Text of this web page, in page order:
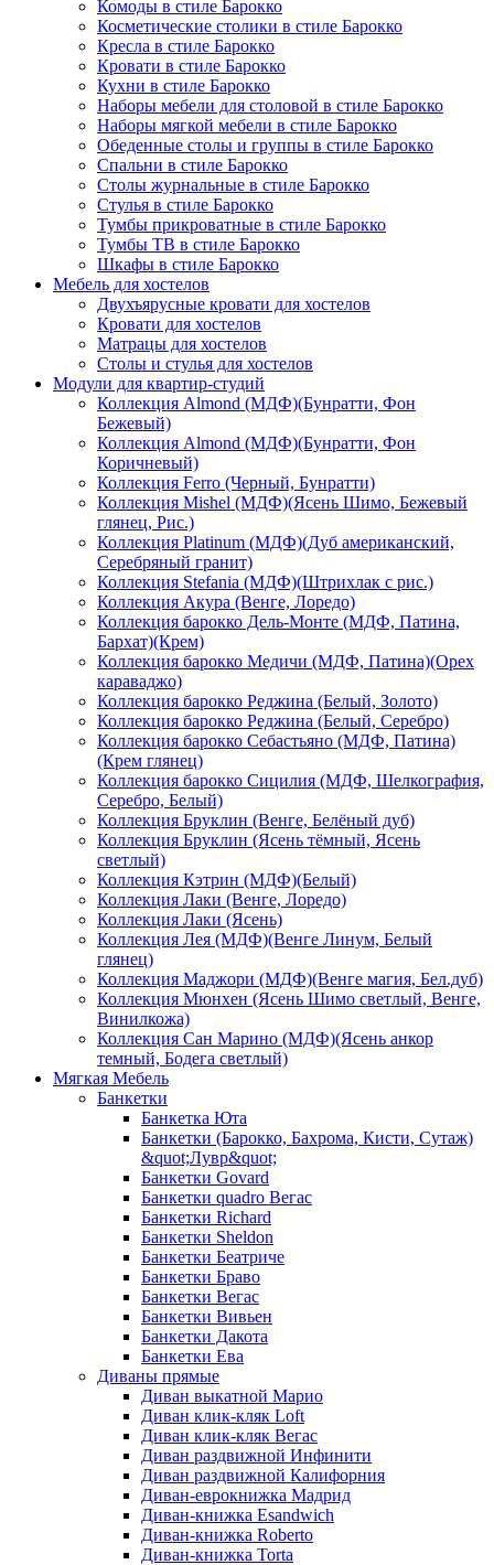
Комоды в стиле Барокко
Косметические столики в стиле Барокко
Кресла в стиле Барокко
Кровати в стиле Барокко
Кухни в стиле Барокко
Наборы мебели для столовой в стиле Барокко
Наборы мягкой мебели в стиле Барокко
Обеденные столы и группы в стиле Барокко
Спальни в стиле Барокко
Столы журнальные в стиле Барокко
Стулья в стиле Барокко
Тумбы прикроватные в стиле Барокко
Тумбы ТВ в стиле Барокко
Шкафы в стиле Барокко
Мебель для хостелов
Двухъярусные кровати для хостелов
Кровати для хостелов
Матрацы для хостелов
Столы и стулья для хостелов
Модули для квартир-студий
Коллекция Almond (МДФ)(Бунратти, Фон
Бежевый)
Коллекция Almond (МДФ)(Бунратти, Фон
Коричневый)
Коллекция Ferro (Черный, Бунратти)
Коллекция Mishel (МДФ)(Ясень Шимо, Бежевый
глянец, Рис.)
Коллекция Platinum (МДФ)(Дуб американский,
Серебряный гранит)
Коллекция Stefania (МДФ)(Штрихлак с рис.)
Коллекция Акура (Венге, Лоредо)
Коллекция барокко Дель-Монте (МДФ, Патина,
Бархат)(Крем)
Коллекция барокко Медичи (МДФ, Патина)(Орех
караваджо)
Коллекция барокко Реджина (Белый, Золото)
Коллекция барокко Реджина (Белый, Серебро)
Коллекция барокко Себастьяно (МДФ, Патина)
(Крем глянец)
Коллекция барокко Сицилия (МДФ, Шелкография,
Серебро, Белый)
Коллекция Бруклин (Венге, Белёный дуб)
Коллекция Бруклин (Ясень тёмный, Ясень
светлый)
Коллекция Кэтрин (МДФ)(Белый)
Коллекция Лаки (Венге, Лоредо)
Коллекция Лаки (Ясень)
Коллекция Лея (МДФ)(Венге Линум, Белый
глянец)
Коллекция Маджори (МДФ)(Венге магия, Бел.дуб)
Коллекция Мюнхен (Ясень Шимо светлый, Венге,
Винилкожа)
Коллекция Сан Марино (МДФ)(Ясень анкор
темный, Бодега светлый)
Мягкая Мебель
Банкетки
Банкетка Юта
Банкетки (Барокко, Бахрома, Кисти, Сутаж)
&quot;Лувр&quot;
Банкетки Govard
Банкетки quadro Вегас
Банкетки Richard
Банкетки Sheldon
Банкетки Беатриче
Банкетки Браво
Банкетки Вегас
Банкетки Вивьен
Банкетки Дакота
Банкетки Ева
Диваны прямые
Диван выкатной Марио
Диван клик-кляк Loft
Диван клик-кляк Вегас
Диван раздвижной Инфинити
Диван раздвижной Калифорния
Диван-еврокнижка Мадрид
Диван-книжка Esandwich
Диван-книжка Roberto
Диван-книжка Torta